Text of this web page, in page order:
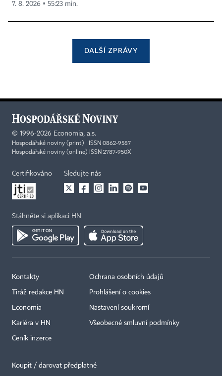
7. 8. 2026 ▪ 55:23 min.
DALŠÍ ZPRÁVY
© 1996-2026 Economia, a.s.
Hospodářské noviny (print) ISSN 0862-9587
Hospodářské noviny (online) ISSN 2787-950X
Certifikováno Sledujte nás
Stáhněte si aplikaci HN
Kontakty
Tiráž redakce HN
Economia
Kariéra v HN
Ceník inzerce
Ochrana osobních údajů
Prohlášení o cookies
Nastavení soukromí
Všeobecné smluvní podmínky
Koupit / darovat předplatné